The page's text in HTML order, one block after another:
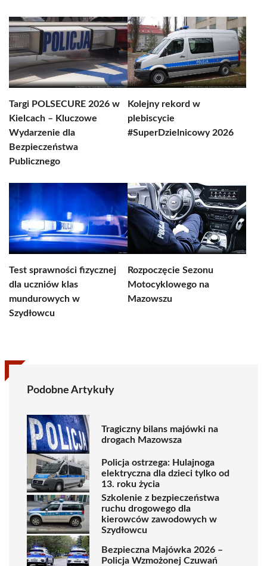
Targi POLSECURE 2026 w
Kielcach – Kluczowe
Wydarzenie dla
Bezpieczeństwa
Publicznego
Kolejny rekord w
plebiscycie
#SuperDzielnicowy 2026
Test sprawności fizycznej
dla uczniów klas
mundurowych w
Szydłowcu
Rozpoczęcie Sezonu
Motocyklowego na
Mazowszu
Podobne Artykuły
Tragiczny bilans majówki na
drogach Mazowsza
Policja ostrzega: Hulajnoga
elektryczna dla dzieci tylko od
13. roku życia
Szkolenie z bezpieczeństwa
ruchu drogowego dla
kierowców zawodowych w
Szydłowcu
Bezpieczna Majówka 2026 –
Policja Wzmożonej Czuwań